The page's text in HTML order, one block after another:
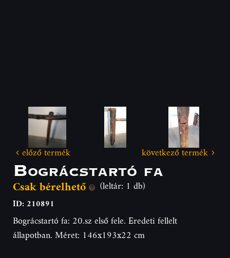
előző termék következő termék
Bográcstartó fa
Csak bérelhető (leltár: 1 db)
ID: 210891
Bográcstartó fa: 20.sz első fele. Eredeti fellelt
állapotban. Méret: 146x193x22 cm